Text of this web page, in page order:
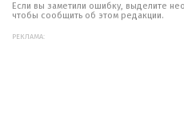
Если вы заметили ошибку, выделите
чтобы сообщить об этом редакции.
РЕКЛАМА: